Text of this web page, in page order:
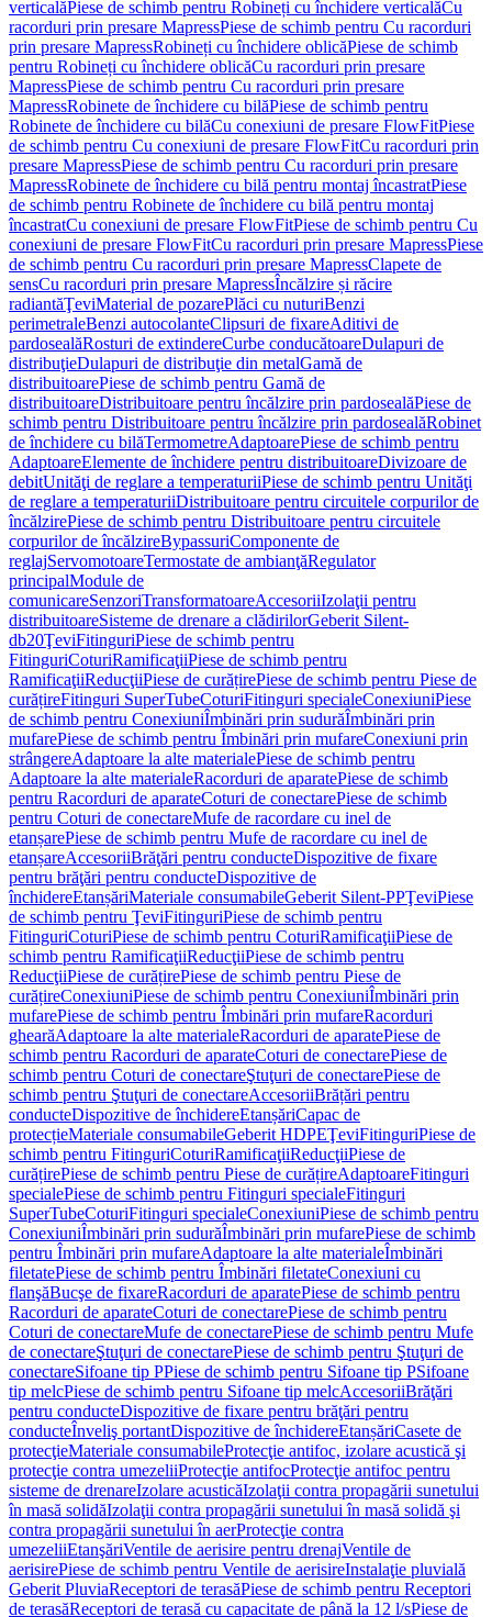
verticalăPiese de schimb pentru Robineți cu închidere verticalăCu
racorduri prin presare MapressPiese de schimb pentru Cu racorduri
prin presare MapressRobineți cu închidere oblicăPiese de schimb
pentru Robineți cu închidere oblicăCu racorduri prin presare
MapressPiese de schimb pentru Cu racorduri prin presare
MapressRobinete de închidere cu bilăPiese de schimb pentru
Robinete de închidere cu bilăCu conexiuni de presare FlowFitPiese
de schimb pentru Cu conexiuni de presare FlowFitCu racorduri prin
presare MapressPiese de schimb pentru Cu racorduri prin presare
MapressRobinete de închidere cu bilă pentru montaj încastratPiese
de schimb pentru Robinete de închidere cu bilă pentru montaj
încastratCu conexiuni de presare FlowFitPiese de schimb pentru Cu
conexiuni de presare FlowFitCu racorduri prin presare MapressPiese
de schimb pentru Cu racorduri prin presare MapressClapete de
sensCu racorduri prin presare MapressÎncălzire și răcire
radiantăŢeviMaterial de pozarePlăci cu nuturiBenzi
perimetraleBenzi autocolanteClipsuri de fixareAditivi de
pardosealăRosturi de extindereCurbe conducătoareDulapuri de
distribuţieDulapuri de distribuţie din metalGamă de
distribuitoarePiese de schimb pentru Gamă de
distribuitoareDistribuitoare pentru încălzire prin pardosealăPiese de
schimb pentru Distribuitoare pentru încălzire prin pardosealăRobinet
de închidere cu bilăTermometreAdaptoarePiese de schimb pentru
AdaptoareElemente de închidere pentru distribuitoareDivizoare de
debitUnităţi de reglare a temperaturiiPiese de schimb pentru Unităţi
de reglare a temperaturiiDistribuitoare pentru circuitele corpurilor de
încălzirePiese de schimb pentru Distribuitoare pentru circuitele
corpurilor de încălzireBypassuriComponente de
reglajServomotoareTermostate de ambianţăRegulator
principalModule de
comunicareSenzoriTransformatoareAccesoriiIzolaţii pentru
distribuitoareSisteme de drenare a clădirilorGeberit Silent-
db20ŢeviFitinguriPiese de schimb pentru
FitinguriCoturiRamificaţiiPiese de schimb pentru
RamificaţiiReducţiiPiese de curățirePiese de schimb pentru Piese de
curățireFitinguri SuperTubeCoturiFitinguri specialeConexiuniPiese
de schimb pentru ConexiuniÎmbinări prin sudurăÎmbinări prin
mufarePiese de schimb pentru Îmbinări prin mufareConexiuni prin
strângereAdaptoare la alte materialePiese de schimb pentru
Adaptoare la alte materialeRacorduri de aparatePiese de schimb
pentru Racorduri de aparateCoturi de conectarePiese de schimb
pentru Coturi de conectareMufe de racordare cu inel de
etanșarePiese de schimb pentru Mufe de racordare cu inel de
etanșareAccesoriiBrăţări pentru conducteDispozitive de fixare
pentru brăţări pentru conducteDispozitive de
închidereEtanșăriMateriale consumabileGeberit Silent-PPŢeviPiese
de schimb pentru ŢeviFitinguriPiese de schimb pentru
FitinguriCoturiPiese de schimb pentru CoturiRamificaţiiPiese de
schimb pentru RamificaţiiReducţiiPiese de schimb pentru
ReducţiiPiese de curățirePiese de schimb pentru Piese de
curățireConexiuniPiese de schimb pentru ConexiuniÎmbinări prin
mufarePiese de schimb pentru Îmbinări prin mufareRacorduri
ghearăAdaptoare la alte materialeRacorduri de aparatePiese de
schimb pentru Racorduri de aparateCoturi de conectarePiese de
schimb pentru Coturi de conectareŞtuţuri de conectarePiese de
schimb pentru Ştuţuri de conectareAccesoriiBrățări pentru
conducteDispozitive de închidereEtanșăriCapac de
protecțieMateriale consumabileGeberit HDPEŢeviFitinguriPiese de
schimb pentru FitinguriCoturiRamificaţiiReducţiiPiese de
curățirePiese de schimb pentru Piese de curățireAdaptoareFitinguri
specialePiese de schimb pentru Fitinguri specialeFitinguri
SuperTubeCoturiFitinguri specialeConexiuniPiese de schimb pentru
ConexiuniÎmbinări prin sudurăÎmbinări prin mufarePiese de schimb
pentru Îmbinări prin mufareAdaptoare la alte materialeÎmbinări
filetatePiese de schimb pentru Îmbinări filetateConexiuni cu
flanşăBucşe de fixareRacorduri de aparatePiese de schimb pentru
Racorduri de aparateCoturi de conectarePiese de schimb pentru
Coturi de conectareMufe de conectarePiese de schimb pentru Mufe
de conectareŞtuţuri de conectarePiese de schimb pentru Ştuţuri de
conectareSifoane tip PPiese de schimb pentru Sifoane tip PSifoane
tip melcPiese de schimb pentru Sifoane tip melcAccesoriiBrăţări
pentru conducteDispozitive de fixare pentru brăţări pentru
conducteÎnveliş portantDispozitive de închidereEtanșăriCasete de
protecţieMateriale consumabileProtecţie antifoc, izolare acustică şi
protecţie contra umezeliiProtecţie antifocProtecţie antifoc pentru
sisteme de drenareIzolare acusticăIzolaţii contra propagării sunetului
în masă solidăIzolaţii contra propagării sunetului în masă solidă şi
contra propagării sunetului în aerProtecţie contra
umezeliiEtanşăriVentile de aerisire pentru drenajVentile de
aerisirePiese de schimb pentru Ventile de aerisireInstalaţie pluvială
Geberit PluviaReceptori de terasăPiese de schimb pentru Receptori
de terasăReceptori de terasă cu capacitate de până la 12 l/sPiese de